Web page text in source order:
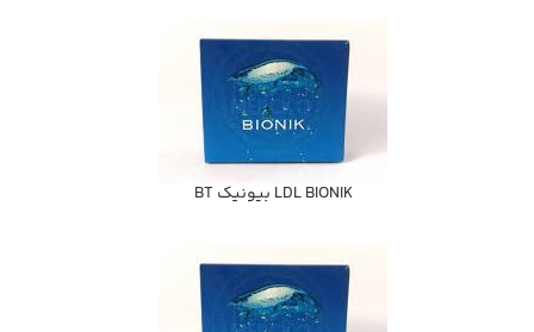
LDL BIONIK بيونيك BT